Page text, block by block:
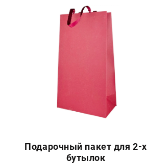
Подарочный пакет для 2-х
бутылок